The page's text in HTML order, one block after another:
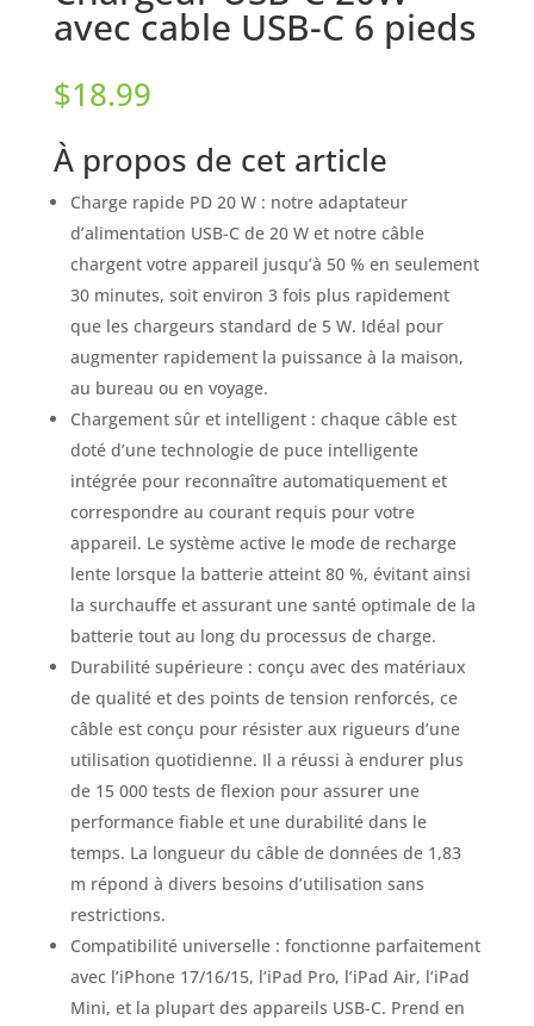
avec cable USB-C 6 pieds
$18.99
À propos de cet article
Charge rapide PD 20 W : notre adaptateur
d’alimentation USB-C de 20 W et notre câble
chargent votre appareil jusqu’à 50 % en seulement
30 minutes, soit environ 3 fois plus rapidement
que les chargeurs standard de 5 W. Idéal pour
augmenter rapidement la puissance à la maison,
au bureau ou en voyage.
Chargement sûr et intelligent : chaque câble est
doté d’une technologie de puce intelligente
intégrée pour reconnaître automatiquement et
correspondre au courant requis pour votre
appareil. Le système active le mode de recharge
lente lorsque la batterie atteint 80 %, évitant ainsi
la surchauffe et assurant une santé optimale de la
batterie tout au long du processus de charge.
Durabilité supérieure : conçu avec des matériaux
de qualité et des points de tension renforcés, ce
câble est conçu pour résister aux rigueurs d’une
utilisation quotidienne. Il a réussi à endurer plus
de 15 000 tests de flexion pour assurer une
performance fiable et une durabilité dans le
temps. La longueur du câble de données de 1,83
m répond à divers besoins d’utilisation sans
restrictions.
Compatibilité universelle : fonctionne parfaitement
avec l’iPhone 17/16/15, l’iPad Pro, l’iPad Air, l’iPad
Mini, et la plupart des appareils USB-C. Prend en